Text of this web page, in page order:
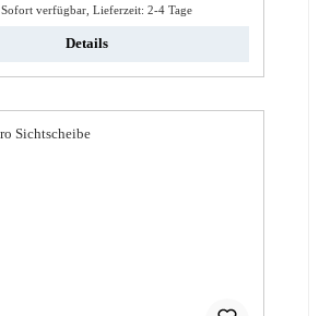
Sofort verfügbar, Lieferzeit: 2-4 Tage
Details